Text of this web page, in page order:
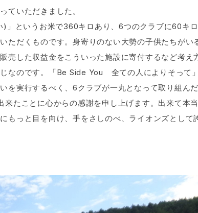
ていただきました。
) 」というお米で360キロあり、6つのクラブに60キ
ただくものです。身寄りのない大勢の子供たちがい
売した収益金をこういった施設に寄付するなど考え
なのです。「Be Side You 全ての人によりそって
実行するべく、6クラブが一丸となって取り組ん
たことに心からの感謝を申し上げます。出来て本
もっと目を向け、手をさしのべ、ライオンズとして